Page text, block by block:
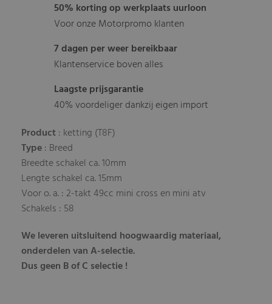
50% korting op werkplaats uurloon
Voor onze Motorpromo klanten
7 dagen per weer bereikbaar
Klantenservice boven alles
Laagste prijsgarantie
40% voordeliger dankzij eigen import
Product: ketting (T8F)
Type: Breed
Breedte schakel ca. 10mm
Lengte schakel ca. 15mm
Voor o. a. : 2-takt 49cc mini cross en mini atv
Schakels : 58
We leveren uitsluitend hoogwaardig materiaal,
onderdelen van A-selectie.
Dus geen B of C selectie !